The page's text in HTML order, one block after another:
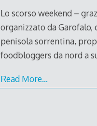
Lo scorso weekend –
organizzato da Garofalo,
penisola sorrentina,
foodbloggers da nord a
Read More…